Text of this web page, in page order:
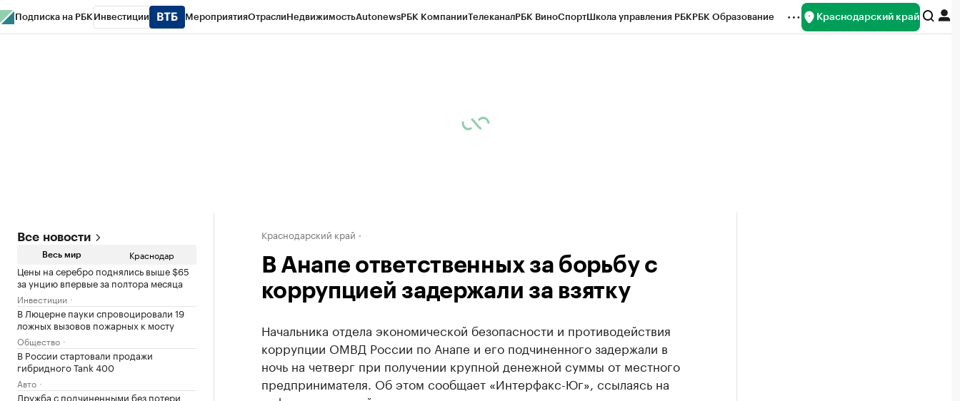
Подписка на РБК Инвестиции МероприятияОтраслиНедвижимостьAutonewsРБК КомпанииТелеканалРБК ВиноСпортШкола управления РБКРБК Образование Краснодарский край
Все новости
Весь мир Краснодар
Цены на серебро поднялись выше $65
за унцию впервые за полтора месяца
Инвестиции
В Люцерне пауки спровоцировали 19
ложных вызовов пожарных к мосту
Общество
В России стартовали продажи
гибридного Tank 400
Авто
Дружба с подчиненными без потери
Краснодарский край
В Анапе ответственных за борьбу с
коррупцией задержали за взятку
Начальника отдела экономической безопасности и противодействия
коррупции ОМВД России по Анапе и его подчиненного задержали в
ночь на четверг при получении крупной денежной суммы от местного
предпринимателя. Об этом сообщает «Интерфакс-Юг», ссылаясь на